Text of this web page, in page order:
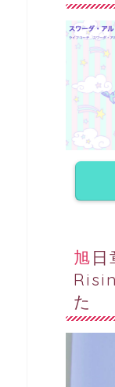
旭日章（Order of the
た